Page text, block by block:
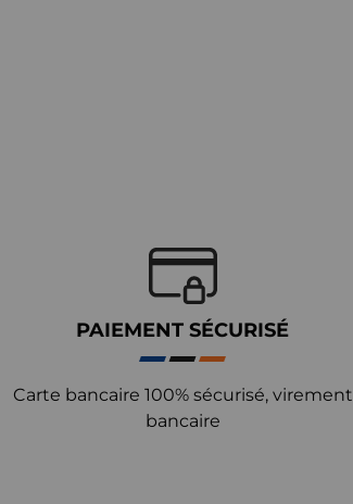
PAIEMENT SÉCURISÉ
Carte bancaire 100% sécurisé, virement
bancaire